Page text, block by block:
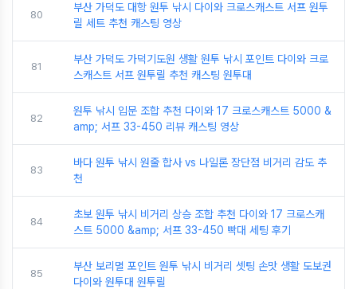
80
부산 가덕도 대항 원투 낚시 다이와 크로스캐스트 서프 원투
릴 세트 추천 캐스팅 영상
81
부산 가덕도 가덕기도원 생활 원투 낚시 포인트 다이와 크로
스캐스트 서프 원투릴 추천 캐스팅 원투대
82
원투 낚시 입문 조합 추천 다이와 17 크로스캐스트 5000 &
amp; 서프 33-450 리뷰 캐스팅 영상
83
바다 원투 낚시 원줄 합사 vs 나일론 장단점 비거리 감도 추
천
84
초보 원투 낚시 비거리 상승 조합 추천 다이와 17 크로스캐
스트 5000 &amp; 서프 33-450 빡대 세팅 후기
85
부산 보리멸 포인트 원투 낚시 비거리 셋팅 손맛 생활 도보권
다이와 원투대 원투릴